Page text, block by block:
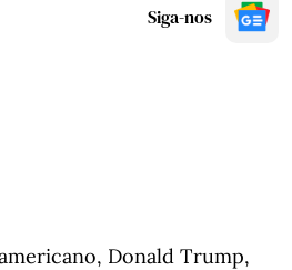
Siga-nos
Donald Trump,